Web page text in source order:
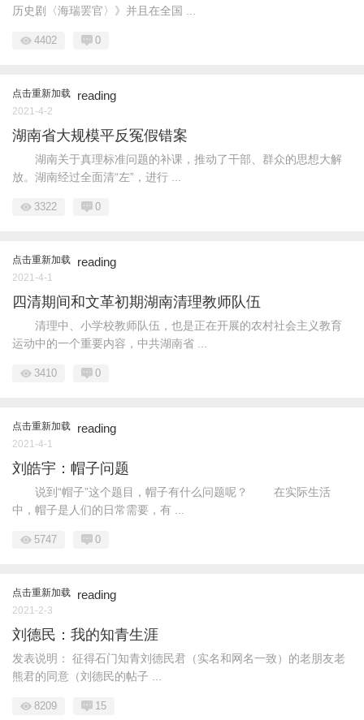
历史剧〈海瑞罢官〉》并且在全国 ...
4402 0
点击重新加载 reading
2021-4-2
湖南省大规模平反冤假错案
湖南关于真理标准问题的补课，推动了干部、群众的思想大解
放。湖南经过全面清“左”，进行 ...
3322 0
点击重新加载 reading
2021-4-1
四清期间和文革初期湖南清理教师队伍
清理中、小学校教师队伍，也是正在开展的农村社会主义教育
运动中的一个重要内容，中共湖南省 ...
3410 0
点击重新加载 reading
2021-4-1
刘皓宇：帽子问题
说到“帽子”这个题目，帽子有什么问题呢？ 在实际生活
中，帽子是人们的日常需要，有 ...
5747 0
点击重新加载 reading
2021-2-3
刘德民：我的知青生涯
发表说明： 征得石门知青刘德民君（实名和网名一致）的老朋友老
熊君的同意（刘德民的帖子 ...
8209 15